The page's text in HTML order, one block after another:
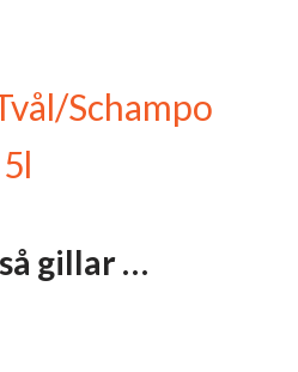
Schampo
gillar …